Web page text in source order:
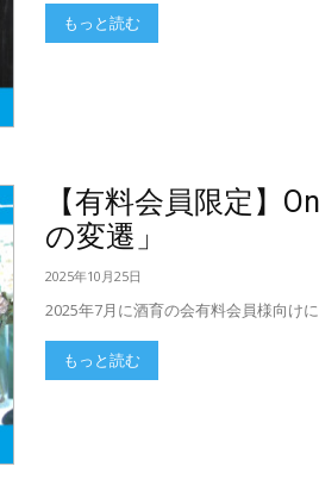
もっと読む
【有料会員限定】
の変遷」
2025年10月25日
2025年7月に酒育の会有料会員様向け
もっと読む